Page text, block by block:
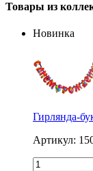
Товары из
Новинка
Гирлянда-
Артикул: